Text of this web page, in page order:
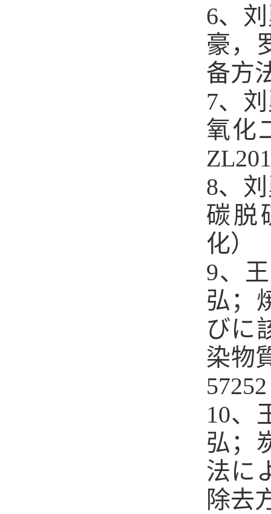
6、
豪，
备方
7、
氧化
8、
碳脱
化）
9、
弘；
びに
染物
57252
10、
弘；
法に
除去